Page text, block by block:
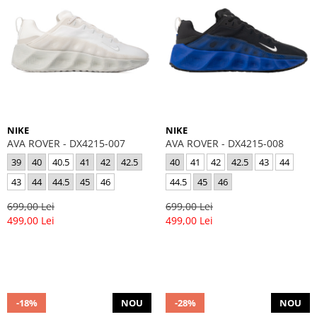
NIKE
AVA ROVER - DX4215-007
39 40 40.5 41 42
42.5
43
44 44.5 45 46
699,00 Lei
499,00 Lei
NIKE
AVA ROVER - DX4215-008
40 41 42 42.5 43
44
44.5
45 46
699,00 Lei
499,00 Lei
-18% NOU -28% NOU